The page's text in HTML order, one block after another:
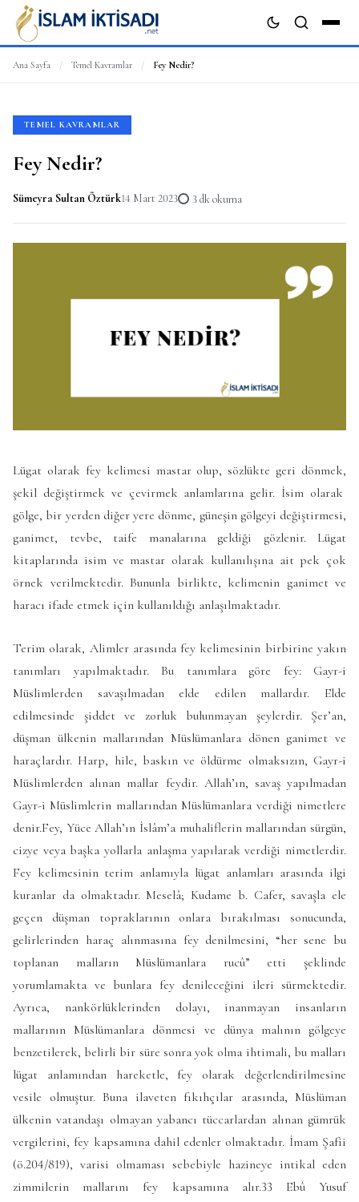
Ana Sayfa / Temel Kavramlar / Fey Nedir?
TEMEL KAVRAMLAR
Fey Nedir?
Sümeyra Sultan Öztürk14 Mart 2023 3 dk okuma
Lügat olarak fey kelimesi mastar olup, sözlükte geri dönmek,
şekil değiştirmek ve çevirmek anlamlarına gelir. İsim olarak
gölge, bir yerden diğer yere dönme, güneşin gölgeyi değiştirmesi,
ganimet, tevbe, taife manalarına geldiği gözlenir. Lügat
kitaplarında isim ve mastar olarak kullanılışına ait pek çok
örnek verilmektedir. Bununla birlikte, kelimenin ganimet ve
haracı ifade etmek için kullanıldığı anlaşılmaktadır.
Terim olarak, Alimler arasında fey kelimesinin birbirine yakın
tanımları yapılmaktadır. Bu tanımlara göre fey: Gayr-i
Müslimlerden savaşılmadan elde edilen mallardır. Elde
edilmesinde şiddet ve zorluk bulunmayan şeylerdir. Şer’an,
düşman ülkenin mallarından Müslümanlara dönen ganimet ve
haraçlardır. Harp, hile, baskın ve öldürme olmaksızın, Gayr-i
Müslimlerden alınan mallar feydir. Allah’ın, savaş yapılmadan
Gayr-i Müslimlerin mallarından Müslümanlara verdiği nimetlere
denir.Fey, Yüce Allah’ın İslâm’a muhaliflerin mallarından sürgün,
cizye veya başka yollarla anlaşma yapılarak verdiği nimetlerdir.
Fey kelimesinin terim anlamıyla lügat anlamları arasında ilgi
kuranlar da olmaktadır. Meselâ; Kudame b. Cafer, savaşla ele
geçen düşman topraklarının onlara bırakılması sonucunda,
gelirlerinden haraç alınmasına fey denilmesini, “her sene bu
toplanan malların Müslümanlara rucû” etti şeklinde
yorumlamakta ve bunlara fey denileceğini ileri sürmektedir.
Ayrıca, nankörlüklerinden dolayı, inanmayan insanların
mallarının Müslümanlara dönmesi ve dünya malının gölgeye
benzetilerek, belirli bir süre sonra yok olma ihtimali, bu malları
lügat anlamından hareketle, fey olarak değerlendirilmesine
vesile olmuştur. Buna ilaveten fıkıhçılar arasında, Müslüman
ülkenin vatandaşı olmayan yabancı tüccarlardan alınan gümrük
vergilerini, fey kapsamına dahil edenler olmaktadır. İmam Şafii
(ö.204/819), varisi olmaması sebebiyle hazineye intikal eden
zimmilerin mallarını fey kapsamına alır.33 Ebû Yusuf